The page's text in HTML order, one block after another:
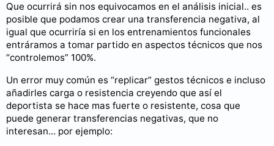
Que ocurrirá sin nos equivocamos en el análisis inicial.. es
posible que podamos crear una transferencia negativa, al
igual que ocurriría si en los entrenamientos funcionales
entráramos a tomar partido en aspectos técnicos que nos
“controlemos” 100%.
Un error muy común es “replicar” gestos técnicos e incluso
añadirles carga o resistencia creyendo que así el
deportista se hace mas fuerte o resistente, cosa que
puede generar transferencias negativas, que no
interesan… por ejemplo: